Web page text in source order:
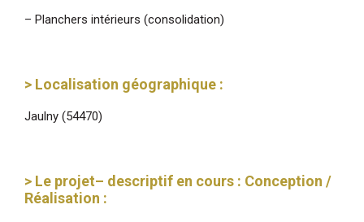
– Planchers intérieurs (consolidation)
> Localisation géographique :
Jaulny (54470)
> Le projet– descriptif en cours : Conception /
Réalisation :